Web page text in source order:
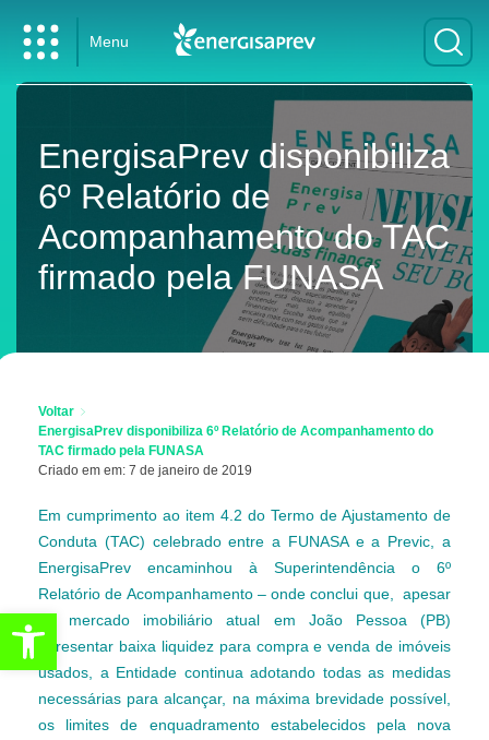
Menu
EnergisaPrev disponibiliza
6º Relatório de
Acompanhamento do TAC
firmado pela FUNASA
Voltar
EnergisaPrev disponibiliza 6º Relatório de Acompanhamento do
TAC firmado pela FUNASA
Criado em em: 7 de janeiro de 2019
Em cumprimento ao item 4.2 do Termo de Ajustamento de
Conduta (TAC) celebrado entre a FUNASA e a Previc, a
EnergisaPrev encaminhou à Superintendência o 6º
Relatório de Acompanhamento – onde conclui que, apesar
do mercado imobiliário atual em João Pessoa (PB)
apresentar baixa liquidez para compra e venda de imóveis
usados, a Entidade continua adotando todas as medidas
necessárias para alcançar, na máxima brevidade possível,
os limites de enquadramento estabelecidos pela nova
Abrir a barra de ferramentas